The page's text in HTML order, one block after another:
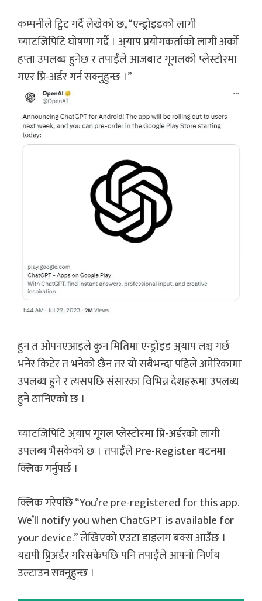
कम्पनीले ट्विट गर्दै लेखेको छ, “एन्ड्रोइडको लागी
च्याटजिपिटि घोषणा गर्दै । अ्याप प्रयोगकर्ताको लागी अर्को
हप्ता उपलब्ध हुनेछ र तपाईँले आजबाट गूगलको प्लेस्टोरमा
गएर प्रि-अर्डर गर्न सक्नुहुन्छ ।”
हुन त ओपनएआइले कुन मितिमा एन्ड्रोइड अ्याप लञ्च गर्छ
भनेर किटेर त भनेको छैन तर यो सबैभन्दा पहिले अमेरिकामा
उपलब्ध हुने र त्यसपछि संसारका विभिन्न देशहरूमा उपलब्ध
हुने ठानिएको छ ।
च्याटजिपिटि अ्याप गूगल प्लेस्टोरमा प्रि-अर्डरको लागी
उपलब्ध भैसकेको छ । तपाईँले Pre-Register बटनमा
क्लिक गर्नुपर्छ ।
क्लिक गरेपछि “You’re pre-registered for this app.
We’ll notify you when ChatGPT is available for
your device.” लेखिएको एउटा डाइलग बक्स आउँछ ।
यद्यपी प्रि॒अर्डर गरिसकेपछि पनि तपाईँले आफ्नो निर्णय
उल्टाउन सक्नुहुन्छ ।